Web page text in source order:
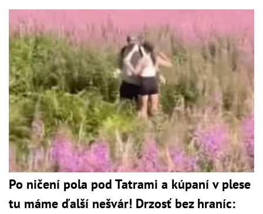
Po ničení pola pod Tatrami a kúpaní v plese
tu máme ďalší nešvár! Drzosť bez hraníc: